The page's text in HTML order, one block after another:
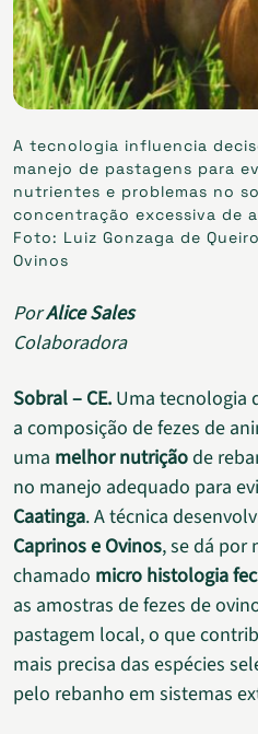
A tecnologia influencia
manejo de pastagens para
nutrientes e problemas no
concentração excessiva de
Foto: Luiz Gonzaga de
Ovinos
PorAlice Sales
Colaboradora
Sobral – CE. Uma tecnologia
a composição de fezes de
uma melhor nutriçãode
no manejo adequado para
Caatinga. A técnica
Caprinos e Ovinos, se dá por
chamado micro histologia
as amostras de fezes de
pastagem local, o que
mais precisa das espécies
pelo rebanho em sistemas